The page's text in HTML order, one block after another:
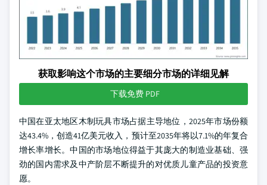
获取影响这个市场的主要细分市场的详细见解
下载免费 PDF
中国在亚太地区木制玩具市场占据主导地位，2025年市场份额
达43.4%，创造41亿美元收入，预计至2035年将以7.1%的年复合
增长率增长。中国的市场地位得益于其庞大的制造业基础、强
劲的国内需求及中产阶层不断提升的对优质儿童产品的投资意
愿。